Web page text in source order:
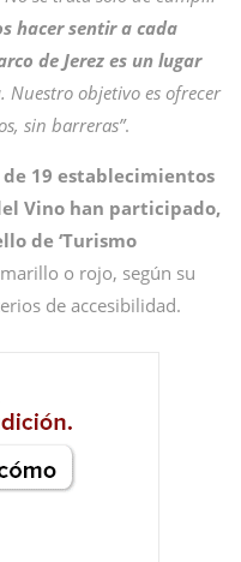
hacer sentir a cada
de Jerez es un lugar
. Nuestro objetivo es ofrecer
sin barreras”.
19 establecimientos
Vino han participado,
de ‘Turismo
o rojo, según su
de accesibilidad.